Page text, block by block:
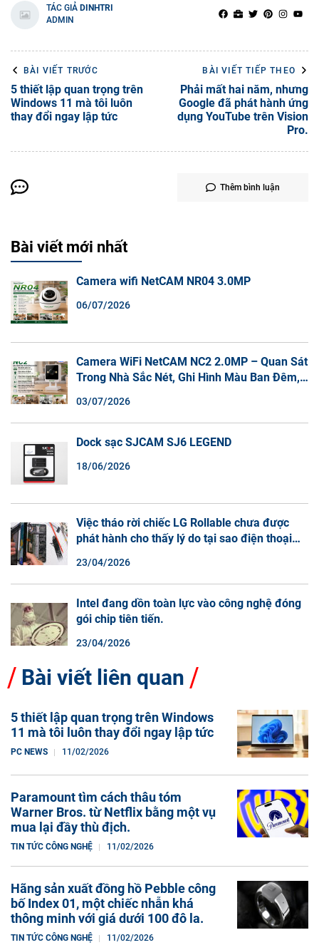
TÁC GIẢ DINHTRI
ADMIN
BÀI VIẾT TRƯỚC
5 thiết lập quan trọng trên
Windows 11 mà tôi luôn
thay đổi ngay lập tức
BÀI VIẾT TIẾP THEO
Phải mất hai năm, nhưng
Google đã phát hành ứng
dụng YouTube trên Vision
Pro.
Thêm bình luận
Bài viết mới nhất
Camera wifi NetCAM NR04 3.0MP
06/07/2026
Camera WiFi NetCAM NC2 2.0MP – Quan Sát
Trong Nhà Sắc Nét, Ghi Hình Màu Ban Đêm,
03/07/2026
Dock sạc SJCAM SJ6 LEGEND
18/06/2026
Việc tháo rời chiếc LG Rollable chưa được
phát hành cho thấy lý do tại sao điện thoại
23/04/2026
Intel đang dồn toàn lực vào công nghệ đóng
gói chip tiên tiến.
23/04/2026
Bài viết liên quan
5 thiết lập quan trọng trên Windows
11 mà tôi luôn thay đổi ngay lập tức
PC NEWS 11/02/2026
Paramount tìm cách thâu tóm
Warner Bros. từ Netflix bằng một vụ
mua lại đầy thù địch.
TIN TỨC CÔNG NGHỆ 11/02/2026
Hãng sản xuất đồng hồ Pebble công
bố Index 01, một chiếc nhẫn khá
thông minh với giá dưới 100 đô la.
TIN TỨC CÔNG NGHỆ 11/02/2026